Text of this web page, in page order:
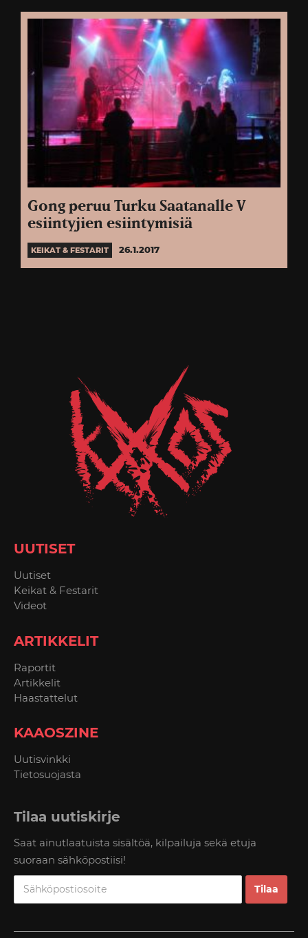
Gong peruu Turku Saatanalle V
esiintyjien esiintymisiä
KEIKAT & FESTARIT 26.1.2017
UUTISET
Uutiset
Keikat & Festarit
Videot
ARTIKKELIT
Raportit
Artikkelit
Haastattelut
KAAOSZINE
Uutisvinkki
Tietosuojasta
Tilaa uutiskirje
Saat ainutlaatuista sisältöä, kilpailuja sekä etuja
suoraan sähköpostiisi!